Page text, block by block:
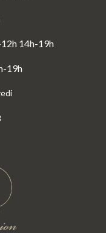
14h-19h
19h